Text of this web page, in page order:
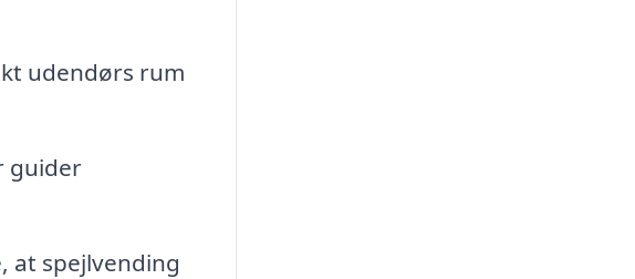
udendørs rum
guider
at spejlvending